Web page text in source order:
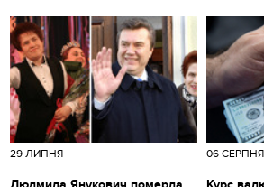
29 ЛИПНЯ 06 СЕРПНЯ